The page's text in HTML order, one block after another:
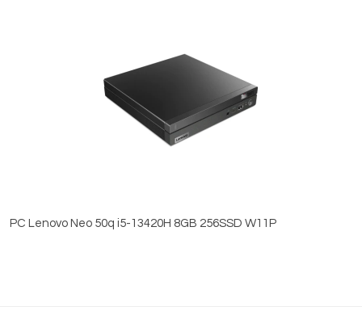
PC Lenovo Neo 50q i5-13420H 8GB 256SSD W11P